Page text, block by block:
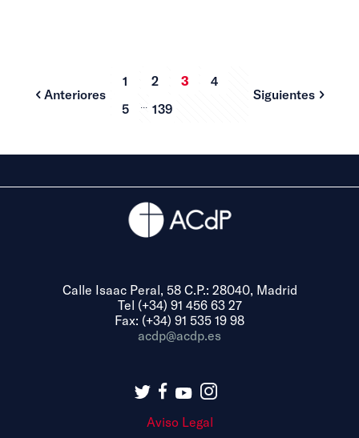
Anteriores
1 2 3
4
5
139
Siguientes
Calle Isaac Peral, 58 C.P.: 28040, Madrid
Tel (+34) 91 456 63 27
Fax: (+34) 91 535 19 98
acdp@acdp.es
Aviso Legal